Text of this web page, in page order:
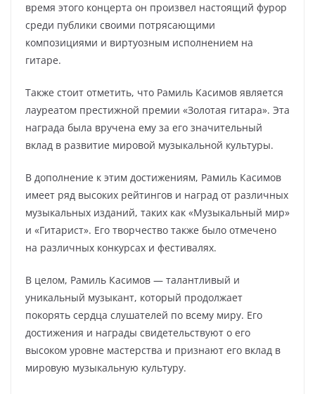
время этого концерта он произвел настоящий фурор
среди публики своими потрясающими
композициями и виртуозным исполнением на
гитаре.
Также стоит отметить, что Рамиль Касимов является
лауреатом престижной премии «Золотая гитара». Эта
награда была вручена ему за его значительный
вклад в развитие мировой музыкальной культуры.
В дополнение к этим достижениям, Рамиль Касимов
имеет ряд высоких рейтингов и наград от различных
музыкальных изданий, таких как «Музыкальный мир»
и «Гитарист». Его творчество также было отмечено
на различных конкурсах и фестивалях.
В целом, Рамиль Касимов — талантливый и
уникальный музыкант, который продолжает
покорять сердца слушателей по всему миру. Его
достижения и награды свидетельствуют о его
высоком уровне мастерства и признают его вклад в
мировую музыкальную культуру.